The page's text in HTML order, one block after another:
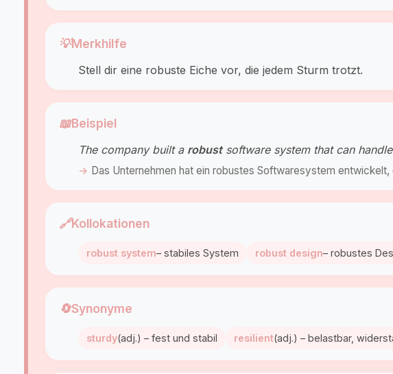
💡Merkhilfe
Stell dir eine robuste Eiche vor, die jedem Sturm trotzt.
📖Beispiel
The company built a robustsoftware system that can
Das Unternehmen hat ein robustes Softwaresystem
🔗Kollokationen
robust system– stabiles System robust design– robustes
🔄Synonyme
sturdy(adj.) – fest und stabil resilient(adj.) – belastbar,